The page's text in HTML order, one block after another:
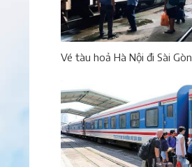
Vé tàu hoả Hà Nội đi Sài Gòn